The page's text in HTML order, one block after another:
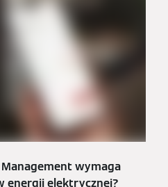
wymaga
energii elektrycznej?